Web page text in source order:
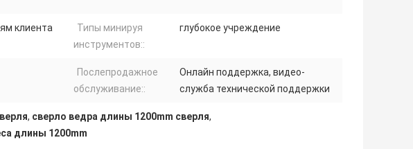
клиента
Типы минируя
инструментов::
глубокое учреждение
Послепродажное
обслуживание::
Онлайн поддержка, видео-
служба технической поддержки
, сверло ведра длины 1200mm сверля,
длины 1200mm